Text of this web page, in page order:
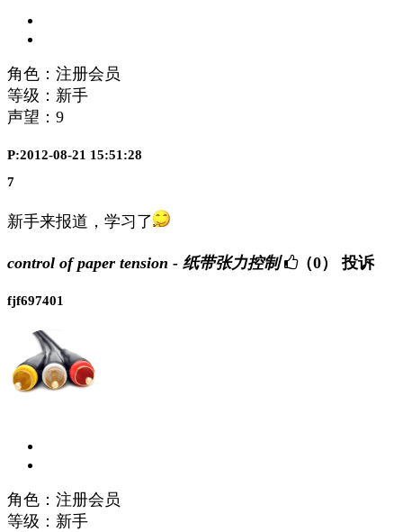
角色：注册会员
等级：新手
声望： 9
P:2012-08-21 15:51:28
7
新手来报道，学习了
control of paper tension - 纸带张力控制 （0） 投诉
fjf697401
角色：注册会员
等级：新手